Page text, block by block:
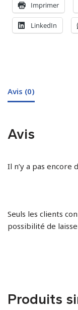
Imprimer
LinkedIn
Avis (0)
Avis
Il n’y a pas encore
Seuls les clients
possibilité de
Produits